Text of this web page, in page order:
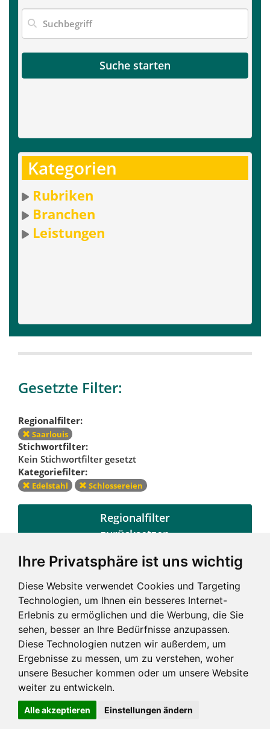
Ihre Privatsphäre ist uns wichtig
Diese Website verwendet Cookies und Targeting
Technologien, um Ihnen ein besseres Internet-
Erlebnis zu ermöglichen und die Werbung, die Sie
sehen, besser an Ihre Bedürfnisse anzupassen.
Diese Technologien nutzen wir außerdem, um
Ergebnisse zu messen, um zu verstehen, woher
unsere Besucher kommen oder um unsere Website
weiter zu entwickeln.
Alle akzeptieren Einstellungen ändern
Suche starten
Kategorien
Rubriken
Branchen
Leistungen
Gesetzte Filter:
Regionalfilter:
Saarlouis
Stichwortfilter:
Kein Stichwortfilter gesetzt
Kategoriefilter:
Edelstahl Schlossereien
Regionalfilter
zurücksetzen
zurücksetzen
Impressum und mehr